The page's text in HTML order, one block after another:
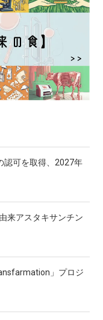
認可を取得、2027年
来アスタキサンチン
」プロジ